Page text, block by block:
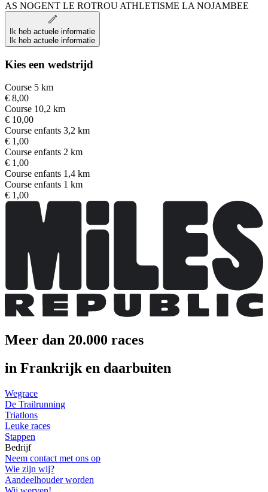
AS NOGENT LE ROTROU ATHLETISME LA NOJAMBEE
Ik heb actuele informatie
Ik heb actuele informatie
Kies een wedstrijd
Course 5 km
€ 8,00
Course 10,2 km
€ 10,00
Course enfants 3,2 km
€ 1,00
Course enfants 2 km
€ 1,00
Course enfants 1,4 km
Course enfants 1 km
€ 1,00
Meer dan 20.000 races
in Frankrijk en daarbuiten
Wegrace
De Trailrunning
Triatlons
Leuke races
Stappen
Bedrijf
Neem contact met ons op
Wie zijn wij?
Aandeelhouder worden